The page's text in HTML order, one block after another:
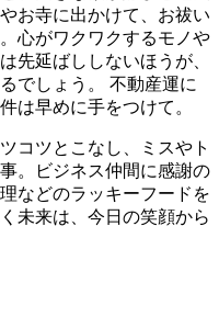
お寺に出かけて、お祓い
心がワクワクするモノや
先延ばししないほうが、
でしょう。 不動産運に
は早めに手をつけて。
コツとこなし、ミスやト
。ビジネス仲間に感謝の
などのラッキーフードを
未来は、今日の笑顔から